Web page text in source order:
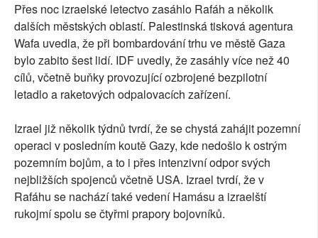
Přes noc izraelské letectvo zasáhlo Rafáh a několik
dalších městských oblastí. Palestinská tisková agentura
Wafa uvedla, že při bombardování trhu ve městě Gaza
bylo zabito šest lidí. IDF uvedly, že zasáhly více než 40
cílů, včetně buňky provozující ozbrojené bezpilotní
letadlo a raketových odpalovacích zařízení.
Izrael již několik týdnů tvrdí, že se chystá zahájit pozemní
operaci v posledním koutě Gazy, kde nedošlo k ostrým
pozemním bojům, a to i přes intenzivní odpor svých
nejbližších spojenců včetně USA. Izrael tvrdí, že v
Rafáhu se nachází také vedení Hamásu a izraelští
rukojmí spolu se čtyřmi prapory bojovníků.